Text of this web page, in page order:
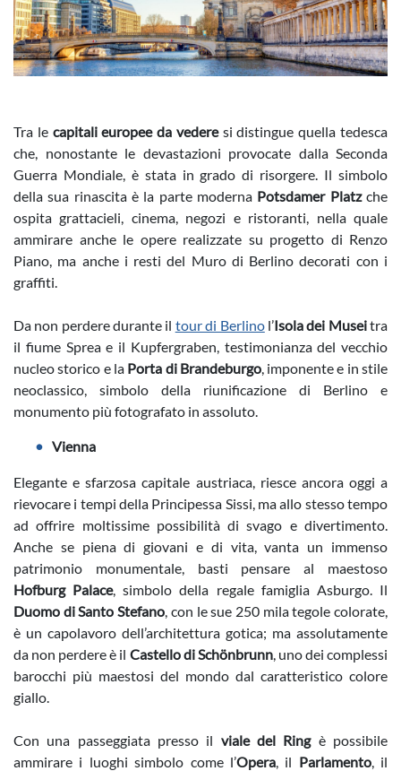
Tra le capitali europee da vedere si distingue quella tedesca
che, nonostante le devastazioni provocate dalla Seconda
Guerra Mondiale, è stata in grado di risorgere. Il simbolo
della sua rinascita è la parte moderna Potsdamer Platzche
ospita grattacieli, cinema, negozi e ristoranti, nella quale
ammirare anche le opere realizzate su progetto di Renzo
Piano, ma anche i resti del Muro di Berlino decorati con i
graffiti.
Da non perdere durante il tour di Berlinol’Isola dei Museitra
il fiume Sprea e il Kupfergraben, testimonianza del vecchio
nucleo storico e la Porta di Brandeburgo, imponente e in stile
neoclassico, simbolo della riunificazione di Berlino e
monumento più fotografato in assoluto.
Vienna
Elegante e sfarzosa capitale austriaca, riesce ancora oggi a
rievocare i tempi della Principessa Sissi, ma allo stesso tempo
ad offrire moltissime possibilità di svago e divertimento.
Anche se piena di giovani e di vita, vanta un immenso
patrimonio monumentale, basti pensare al maestoso
Hofburg Palace, simbolo della regale famiglia Asburgo. Il
Duomo di Santo Stefano, con le sue 250 mila tegole colorate,
è un capolavoro dell’architettura gotica; ma assolutamente
da non perdere è il Castello di Schönbrunn, uno dei complessi
barocchi più maestosi del mondo dal caratteristico colore
giallo.
Con una passeggiata presso il viale del Ring è possibile
ammirare i luoghi simbolo come l’Opera, il Parlamento, il